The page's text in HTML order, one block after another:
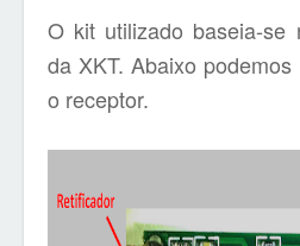
O kit utilizado baseia-
da XKT. Abaixo
o receptor.